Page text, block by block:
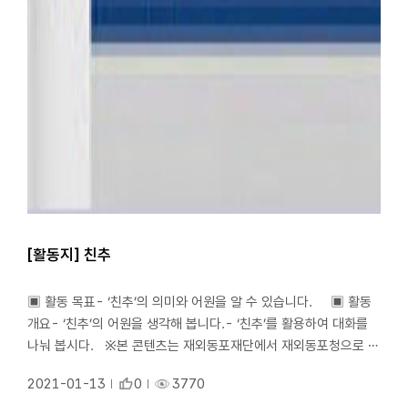
[활동지] 친추
▣ 활동 목표- ‘친추’의 의미와 어원을 알 수 있습니다. ▣ 활동
개요- ‘친추’의 어원을 생각해 봅니다.- ‘친추’를 활용하여 대화를
나눠 봅시다. ※본 콘텐츠는 재외동포재단에서 재외동포청으로 이
2021-01-13
0 3770